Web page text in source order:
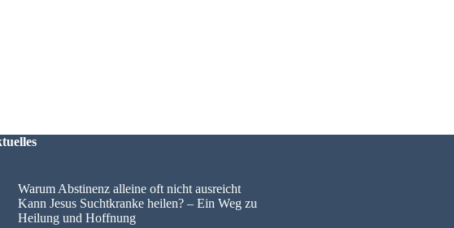
Warum Abstinenz alleine oft nicht ausreicht
Kann Jesus Suchtkranke heilen? – Ein Weg zu
Heilung und Hoffnung